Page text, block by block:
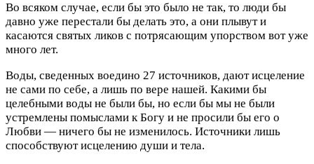
Во всяком случае, если бы это было не так, то люди бы
давно уже перестали бы делать это, а они плывут и
касаются святых ликов с потрясающим упорством вот уже
много лет.
Воды, сведенных воедино 27 источников, дают исцеление
не сами по себе, а лишь по вере нашей. Какими бы
целебными воды не были бы, но если бы мы не были
устремлены помыслами к Богу и не просили бы его о
Любви — ничего бы не изменилось. Источники лишь
способствуют исцелению души и тела.